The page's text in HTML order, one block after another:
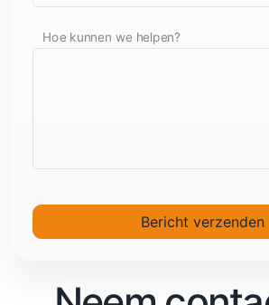
Hoe kunnen we helpen?
Bericht verzenden